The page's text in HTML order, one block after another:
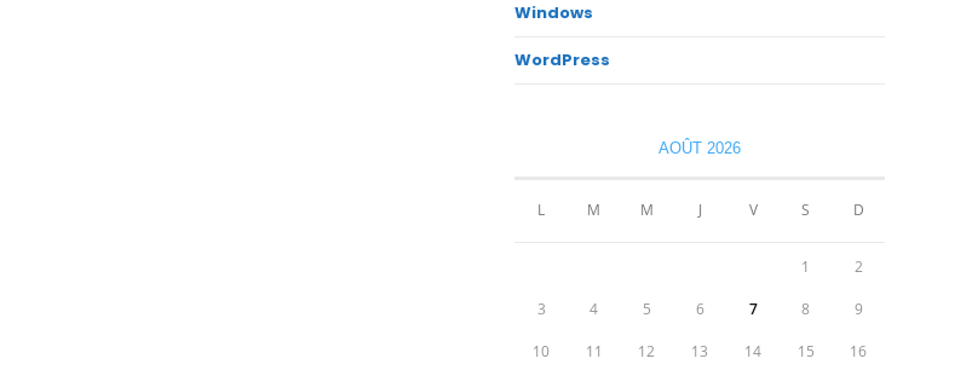
Windows
WordPress
AOÛT 2026
L M M J V S D
1 2
3 4 5 6 7 8 9
10 11 12 13 14 15 16